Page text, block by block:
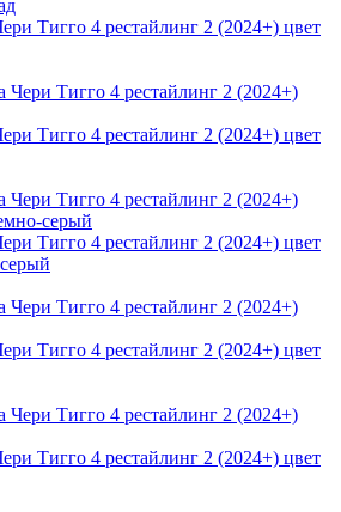
Тигго 4 рестайлинг 2 (2024+) цвет
Тигго 4 рестайлинг 2 (2024+) цвет
Тигго 4 рестайлинг 2 (2024+) цвет
Тигго 4 рестайлинг 2 (2024+) цвет
Тигго 4 рестайлинг 2 (2024+) цвет